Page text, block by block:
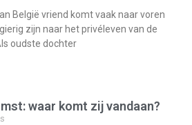
België vriend komt vaak naar voren
zijn naar het privéleven van de
oudste dochter
waar komt zij vandaan?